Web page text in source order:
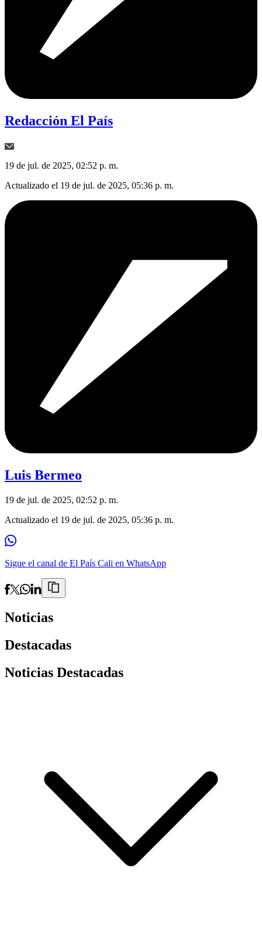
Redacción El País
19 de jul. de 2025, 02:52 p. m.
Actualizado el 19 de jul. de 2025, 05:36 p. m.
Luis Bermeo
19 de jul. de 2025, 02:52 p. m.
Actualizado el 19 de jul. de 2025, 05:36 p. m.
Sigue el canal de El País Cali en WhatsApp
Noticias
Destacadas
Noticias Destacadas